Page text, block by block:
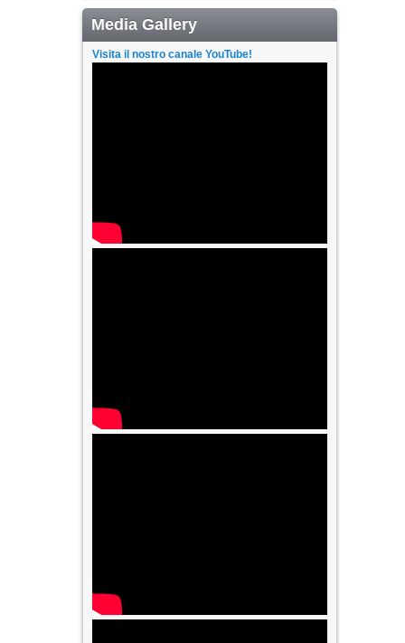
Media Gallery
Visita il nostro canale YouTube!